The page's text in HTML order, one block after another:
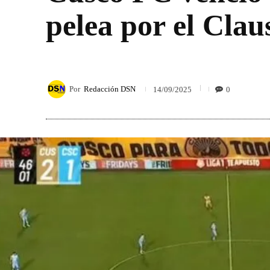
pelea por el
Por Redacción DSN 14/09/2025 0